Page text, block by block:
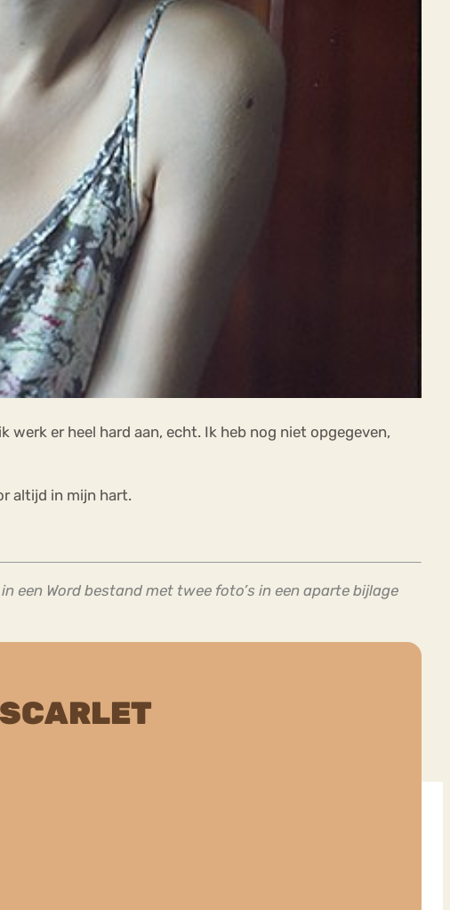
er heel hard aan, echt. Ik heb nog niet opgegeven,
altijd in mijn hart.
een Word bestand met twee foto’s in een aparte bijlage